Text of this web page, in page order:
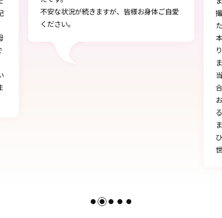
撮影もしていただき、ありがとうございまし
た。